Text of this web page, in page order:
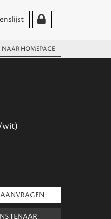
NAAR HOMEPAGE
wit)